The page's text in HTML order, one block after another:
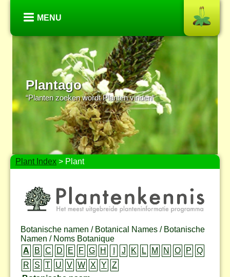
MENU
Plantago
“Planten zoeken wordt Planten vinden”
Plant Index > Plant
Botanische namen / Botanical Names / Botanische
Namen / Noms Botanique
A
B C D E F G H J K L M N O P
Q
R
S T U V W X Y
Z